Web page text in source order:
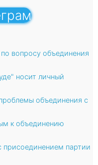
вопросу объединения
носит личный
объединения с
к объединению
присоединением партии